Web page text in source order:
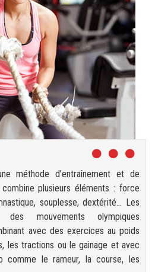
méthode d’entraînement et de
plusieurs éléments : force
souplesse, dextérité… Les
des mouvements olympiques
avec des exercices au poids
les tractions ou le gainage et avec
comme le rameur, la course, les